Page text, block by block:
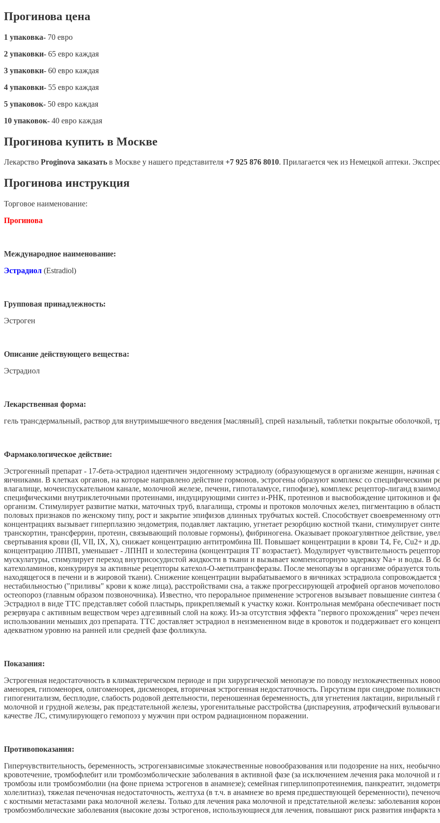
Прогинова цена
1 упаковка- 70 евро
2 упаковки- 65 евро каждая
3 упаковки- 60 евро каждая
4 упаковки- 55 евро каждая
5 упаковок- 50 евро каждая
10 упаковок- 40 евро каждая
Прогинова купить в Москве
Лекарство Proginova заказать в Москве у нашего представителя +7 925 876 8010. Прилагается чек из Немецкой аптеки.
Прогинова инструкция
Торговое наименование:
Прогинова
Международное наименование:
Эстрадиол (Estradiol)
Групповая принадлежность:
Эстроген
Описание действующего вещества:
Эстрадиол
Лекарственная форма:
гель трансдермальный, раствор для внутримышечного введения [масляный], спрей назальный, таблетки покрытые оболочкой,
Фармакологическое действие:
Эстрогенный препарат - 17-бета-эстрадиол идентичен эндогенному эстрадиолу (образующемуся в организме женщин,
яичниками. В клетках органов, на которые направлено действие гормонов, эстрогены образуют комплекс со специфическими
влагалище, мочеиспускательном канале, молочной железе, печени, гипоталамусе, гипофизе), комплекс рецептор-лиганд
специфическими внутриклеточными протеинами, индуцирующими синтез и-РНК, протеинов и высвобождение цитокинов и
организм. Стимулирует развитие матки, маточных труб, влагалища, стромы и протоков молочных желез, пигментацию в
половых признаков по женскому типу, рост и закрытие эпифизов длинных трубчатых костей. Способствует своевременному
концентрациях вызывает гиперплазию эндометрия, подавляет лактацию, угнетает резорбцию костной ткани, стимулирует
транскортин, трансферрин, протеин, связывающий половые гормоны), фибриногена. Оказывает прокоагулянтное действие,
свертывания крови (II, VII, IX, X), снижает концентрацию антитромбина III. Повышает концентрации в крови Т4, Fe, Cu2+ и др.
концентрацию ЛПВП, уменьшает - ЛПНП и холестерина (концентрация ТГ возрастает). Модулирует чувствительность
мускулатуры, стимулирует переход внутрисосудистой жидкости в ткани и вызывает компенсаторную задержку Na+ и воды. В
катехоламинов, конкурируя за активные рецепторы катехол-О-метилтрансферазы. После менопаузы в организме образуется
находящегося в печени и в жировой ткани). Снижение концентрации вырабатываемого в яичниках эстрадиола
нестабильностью ("приливы" крови к коже лица), расстройствами сна, а также прогрессирующей атрофией органов
остеопороз (главным образом позвоночника). Известно, что пероральное применение эстрогенов вызывает повышение
Эстрадиол в виде ТТС представляет собой пластырь, прикрепляемый к участку кожи. Контрольная мембрана обеспечивает
резервуара с активным веществом через адгезивный слой на кожу. Из-за отсутствия эффекта "первого прохождения" через
использовании меньших доз препарата. ТТС доставляет эстрадиол в неизмененном виде в кровоток и поддерживает его
адекватном уровню на ранней или средней фазе фолликула.
Показания:
Эстрогенная недостаточность в климактерическом периоде и при хирургической менопаузе по поводу незлокачественных
аменорея, гипоменорея, олигоменорея, дисменорея, вторичная эстрогенная недостаточность. Гирсутизм при синдроме
гипогенитализм, бесплодие, слабость родовой деятельности, переношенная беременность, для угнетения лактации,
молочной и грудной железы, рак предстательной железы, урогенитальные расстройства (диспареуния, атрофический
качестве ЛС, стимулирующего гемопоэз у мужчин при остром радиационном поражении.
Противопоказания:
Гиперчувствительность, беременность, эстрогензависимые злокачественные новообразования или подозрение на них,
кровотечение, тромбофлебит или тромбоэмболические заболевания в активной фазе (за исключением лечения рака молочной
тромбозы или тромбоэмболии (на фоне приема эстрогенов в анамнезе); семейная гиперлипопротеинемия, панкреатит,
холелитиаз), тяжелая печеночная недостаточность, желтуха (в т.ч. в анамнезе во время предшествующей беременности),
с костными метастазами рака молочной железы. Только для лечения рака молочной и предстательной железы: заболевания
тромбоэмболические заболевания (высокие дозы эстрогенов, использующиеся для лечения, повышают риск развития